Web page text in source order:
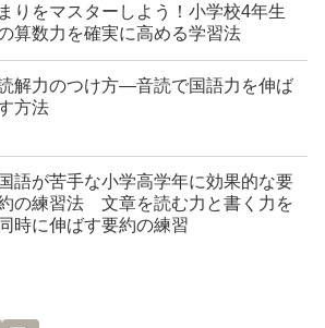
まりをマスターしよう！小学校4年生
算数力を確実に高める学習法
解力のつけ方―音読で国語力を伸ば
方法
国語が苦手な小学高学年に効果的な要
の練習法 文章を読む力と書く力を
同時に伸ばす要約の練習